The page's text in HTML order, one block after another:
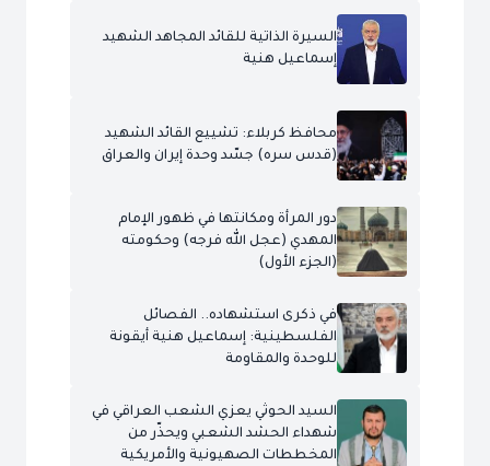
السيرة الذاتية للقائد المجاهد الشهيد
إسماعيل هنية
محافظ كربلاء: تشييع القائد الشهيد
(قدس سره) جسّد وحدة إيران والعراق
دور المرأة ومكانتها في ظهور الإمام
المهدي (عجل الله فرجه) وحكومته
(الجزء الأول)
في ذكرى استشهاده.. الفصائل
الفلسطينية: إسماعيل هنية أيقونة
للوحدة والمقاومة
السيد الحوثي يعزي الشعب العراقي في
شهداء الحشد الشعبي ويحذّر من
المخططات الصهيونية والأمريكية